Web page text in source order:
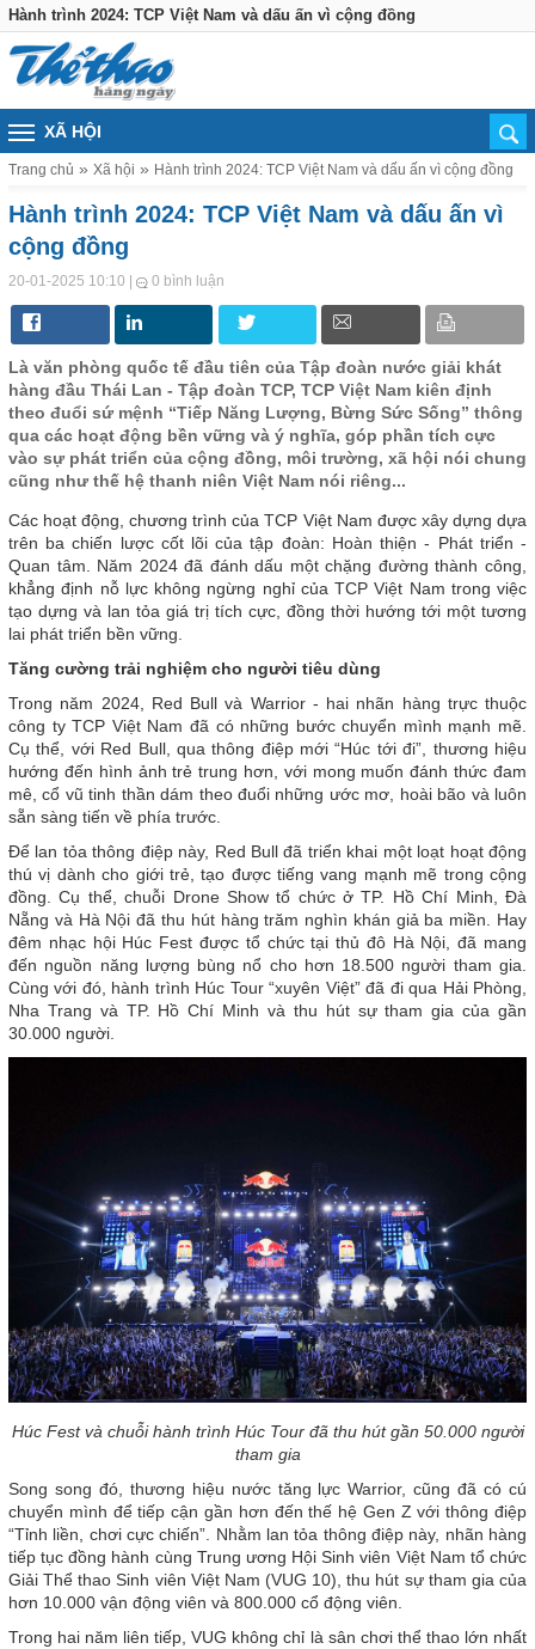
Hành trình 2024: TCP Việt Nam và dấu ấn vì cộng đồng
XÃ HỘI
Trang chủ Xã hội Hành trình 2024: TCP Việt Nam và dấu ấn vì cộng đồng
Hành trình 2024: TCP Việt Nam và dấu ấn vì
cộng đồng
20-01-2025 10:10 | 0 bình luận
Là văn phòng quốc tế đầu tiên của Tập đoàn nước giải khát
hàng đầu Thái Lan - Tập đoàn TCP, TCP Việt Nam kiên định
theo đuổi sứ mệnh “Tiếp Năng Lượng, Bừng Sức Sống” thông
qua các hoạt động bền vững và ý nghĩa, góp phần tích cực
vào sự phát triển của cộng đồng, môi trường, xã hội nói chung
cũng như thế hệ thanh niên Việt Nam nói riêng...
Các hoạt động, chương trình của TCP Việt Nam được xây dựng dựa
trên ba chiến lược cốt lõi của tập đoàn: Hoàn thiện - Phát triển -
Quan tâm. Năm 2024 đã đánh dấu một chặng đường thành công,
khẳng định nỗ lực không ngừng nghỉ của TCP Việt Nam trong việc
tạo dựng và lan tỏa giá trị tích cực, đồng thời hướng tới một tương
lai phát triển bền vững.
Tăng cường trải nghiệm cho người tiêu dùng
Trong năm 2024, Red Bull và Warrior - hai nhãn hàng trực thuộc
công ty TCP Việt Nam đã có những bước chuyển mình mạnh mẽ.
Cụ thể, với Red Bull, qua thông điệp mới “Húc tới đi”, thương hiệu
hướng đến hình ảnh trẻ trung hơn, với mong muốn đánh thức đam
mê, cổ vũ tinh thần dám theo đuổi những ước mơ, hoài bão và luôn
sẵn sàng tiến về phía trước.
Để lan tỏa thông điệp này, Red Bull đã triển khai một loạt hoạt động
thú vị dành cho giới trẻ, tạo được tiếng vang mạnh mẽ trong cộng
đồng. Cụ thể, chuỗi Drone Show tổ chức ở TP. Hồ Chí Minh, Đà
Nẵng và Hà Nội đã thu hút hàng trăm nghìn khán giả ba miền. Hay
đêm nhạc hội Húc Fest được tổ chức tại thủ đô Hà Nội, đã mang
đến nguồn năng lượng bùng nổ cho hơn 18.500 người tham gia.
Cùng với đó, hành trình Húc Tour “xuyên Việt” đã đi qua Hải Phòng,
Nha Trang và TP. Hồ Chí Minh và thu hút sự tham gia của gần
30.000 người.
Húc Fest và chuỗi hành trình Húc Tour đã thu hút gần 50.000 người
tham gia
Song song đó, thương hiệu nước tăng lực Warrior, cũng đã có cú
chuyển mình để tiếp cận gần hơn đến thế hệ Gen Z với thông điệp
“Tỉnh liền, chơi cực chiến”. Nhằm lan tỏa thông điệp này, nhãn hàng
tiếp tục đồng hành cùng Trung ương Hội Sinh viên Việt Nam tổ chức
Giải Thể thao Sinh viên Việt Nam (VUG 10), thu hút sự tham gia của
hơn 10.000 vận động viên và 800.000 cổ động viên.
Trong hai năm liên tiếp, VUG không chỉ là sân chơi thể thao lớn nhất